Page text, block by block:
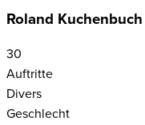
Roland Kuchenbuch
30
Auftritte
Divers
Geschlecht